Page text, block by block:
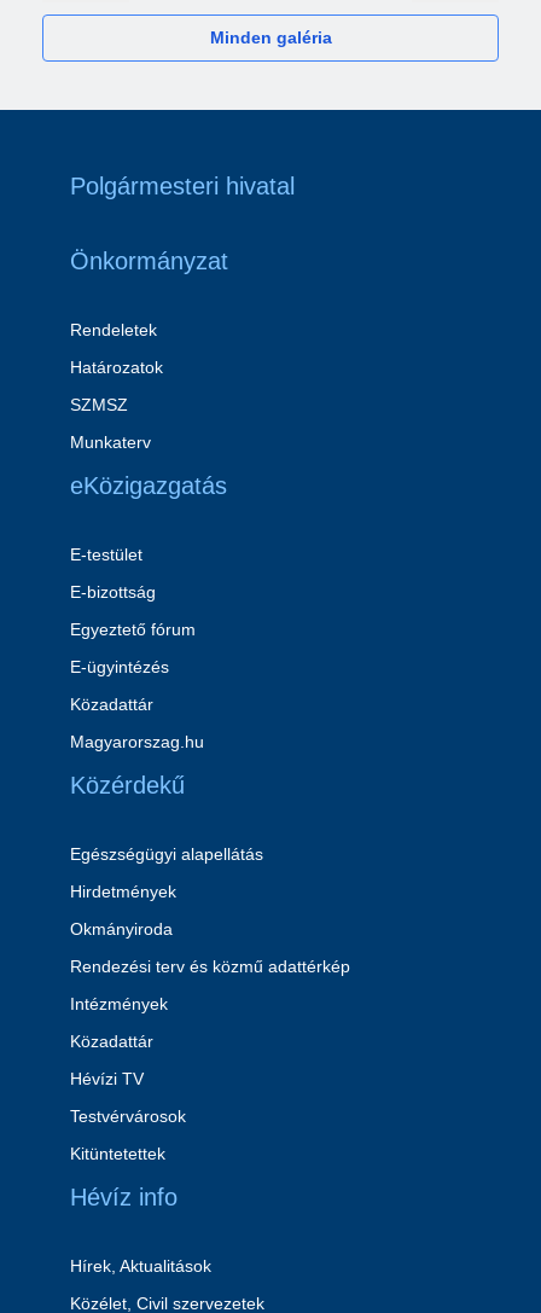
Minden galéria
Polgármesteri hivatal
Önkormányzat
Rendeletek
Határozatok
SZMSZ
Munkaterv
eKözigazgatás
E-testület
E-bizottság
Egyeztető fórum
E-ügyintézés
Közadattár
Magyarorszag.hu
Közérdekű
Egészségügyi alapellátás
Hirdetmények
Okmányiroda
Rendezési terv és közmű adattérkép
Intézmények
Közadattár
Hévízi TV
Testvérvárosok
Kitüntetettek
Hévíz info
Hírek, Aktualitások
Közélet, Civil szervezetek